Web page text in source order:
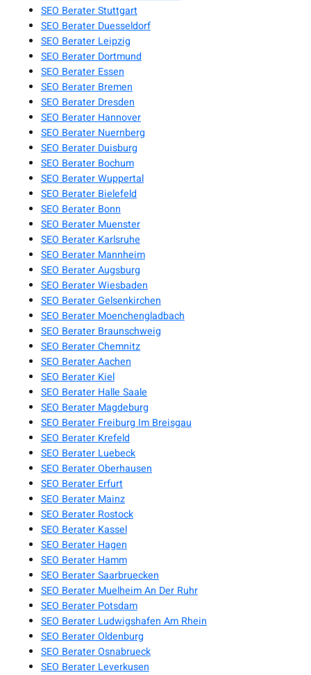
SEO Berater Stuttgart
SEO Berater Duesseldorf
SEO Berater Leipzig
SEO Berater Dortmund
SEO Berater Essen
SEO Berater Bremen
SEO Berater Dresden
SEO Berater Hannover
SEO Berater Nuernberg
SEO Berater Duisburg
SEO Berater Bochum
SEO Berater Wuppertal
SEO Berater Bielefeld
SEO Berater Bonn
SEO Berater Muenster
SEO Berater Karlsruhe
SEO Berater Mannheim
SEO Berater Augsburg
SEO Berater Wiesbaden
SEO Berater Gelsenkirchen
SEO Berater Moenchengladbach
SEO Berater Braunschweig
SEO Berater Chemnitz
SEO Berater Aachen
SEO Berater Kiel
SEO Berater Halle Saale
SEO Berater Magdeburg
SEO Berater Freiburg Im Breisgau
SEO Berater Krefeld
SEO Berater Luebeck
SEO Berater Oberhausen
SEO Berater Erfurt
SEO Berater Mainz
SEO Berater Rostock
SEO Berater Kassel
SEO Berater Hagen
SEO Berater Hamm
SEO Berater Saarbruecken
SEO Berater Muelheim An Der Ruhr
SEO Berater Potsdam
SEO Berater Ludwigshafen Am Rhein
SEO Berater Oldenburg
SEO Berater Osnabrueck
SEO Berater Leverkusen